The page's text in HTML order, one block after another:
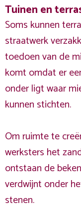
Tuinen en
Soms kunnen
straatwerk
toedoen van de
komt omdat er
onder ligt waar
kunnen stichten.
Om ruimte te
werksters het
ontstaan de
verdwijnt onder
stenen.